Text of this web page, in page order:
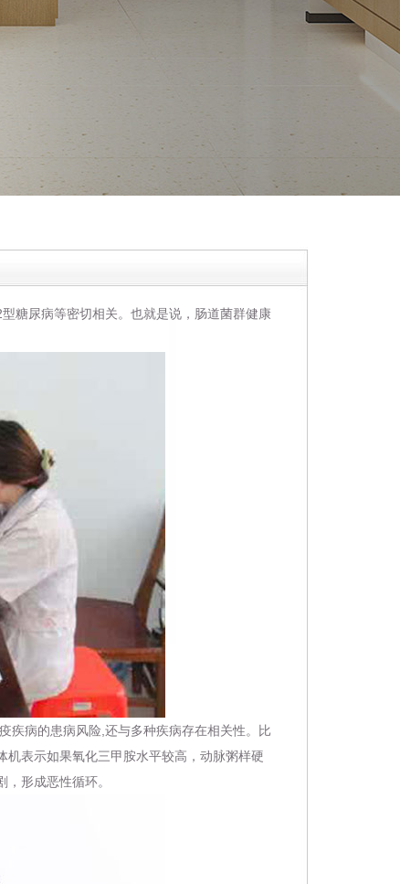
糖尿病等密切相关。也就是说，肠道菌群健康
病的患病风险,还与多种疾病存在相关性。比
机表示如果氧化三甲胺水平较高，动脉粥样硬
形成恶性循环。